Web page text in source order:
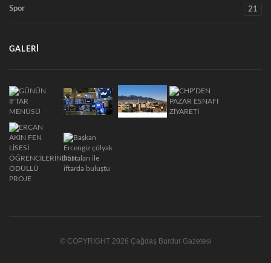
Spor 21
GALERI
© COPYRIGHT 2026 Çağdaş Burdur Gazetesi